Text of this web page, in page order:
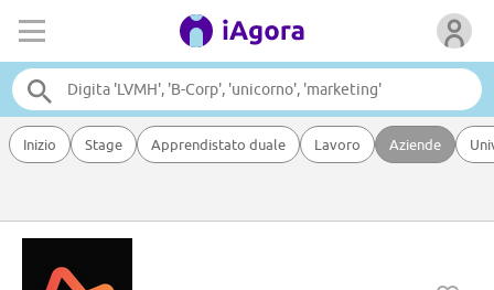
Inizio Stage Apprendistato duale Lavoro Aziende